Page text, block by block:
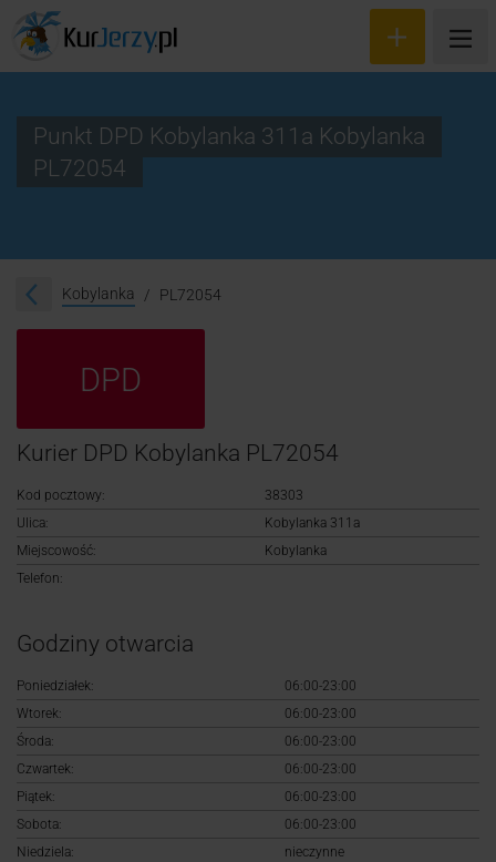
Śledzenie przesyłki
Logowanie
Punkt DPD Kobylanka 311a Kobylanka
PL72054
Kobylanka PL72054
DPD
Kurier DPD Kobylanka PL72054
Kod pocztowy:
38303
Ulica:
Kobylanka 311a
Miejscowość:
Kobylanka
Telefon:
Godziny otwarcia
Poniedziałek:
06:00-23:00
Wtorek:
06:00-23:00
Środa:
06:00-23:00
Czwartek:
06:00-23:00
Piątek:
06:00-23:00
Sobota:
06:00-23:00
Niedziela:
nieczynne